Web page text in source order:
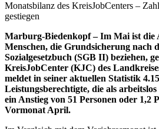
Monatsbilanz des KreisJobCenters –
gestiegen
Marburg-Biedenkopf – Im Mai ist die
Menschen, die Grundsicherung nach
Sozialgesetzbuch (SGB II) beziehen,
KreisJobCenter (KJC) des
meldet in seiner aktuellen Statistik
Leistungsberechtigte, die als
ein Anstieg von 51 Personen oder 1,2
Vormonat April.